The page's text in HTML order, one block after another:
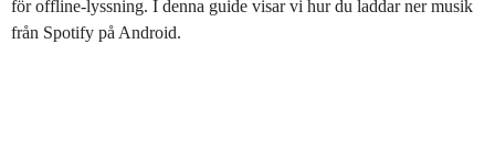
för offline-lyssning. I denna guide visar vi hur du laddar ner musik
från Spotify på Android.